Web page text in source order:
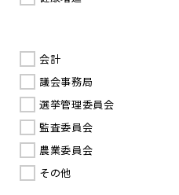
会計
議会事務局
選挙管理委員会
監査委員会
農業委員会
その他